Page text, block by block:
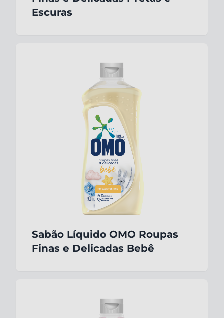
Escuras
Sabão Líquido OMO Roupas
Finas e Delicadas Bebê